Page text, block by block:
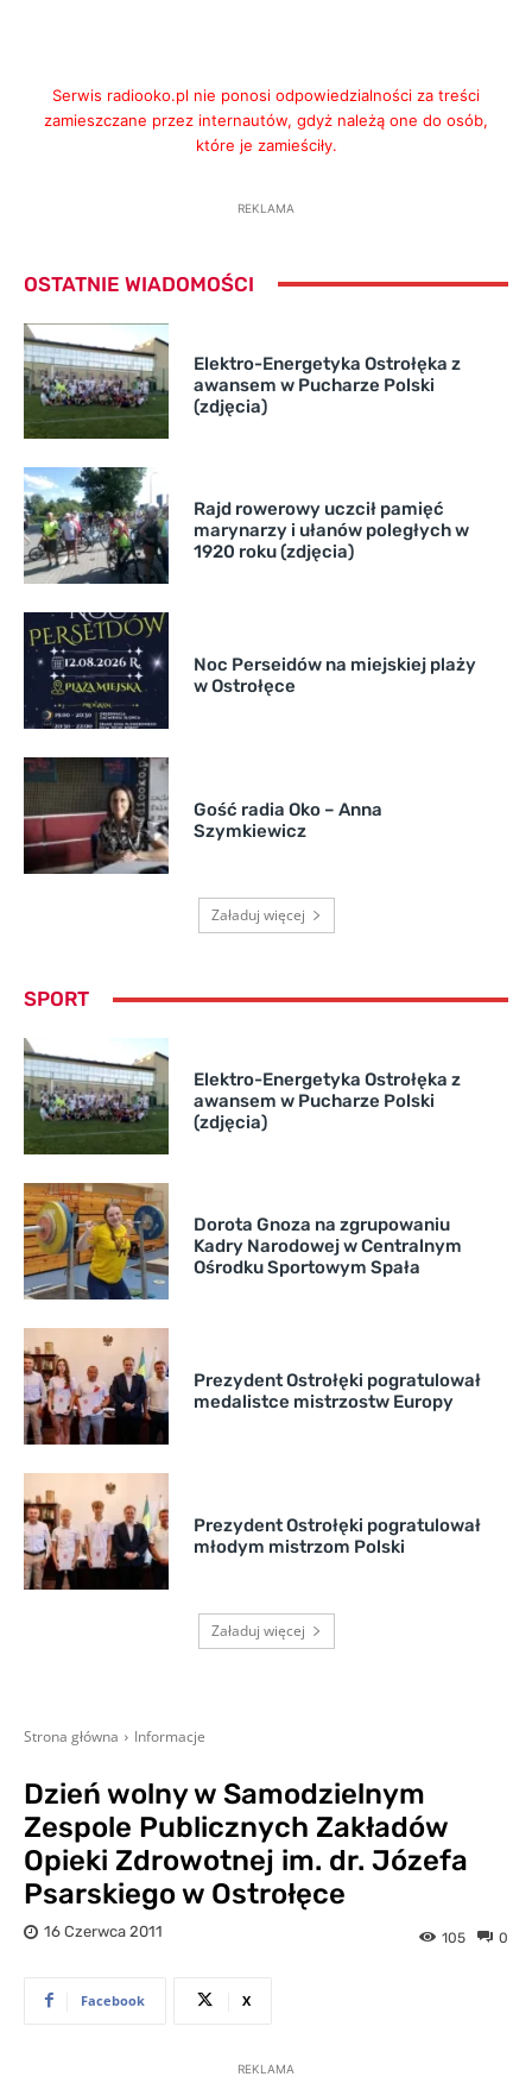
Serwis radiooko.pl nie ponosi odpowiedzialności za treści
zamieszczane przez internautów, gdyż należą one do osób,
które je zamieściły.
REKLAMA
OSTATNIE WIADOMOŚCI
Elektro-Energetyka Ostrołęka z
awansem w Pucharze Polski
(zdjęcia)
Rajd rowerowy uczcił pamięć
marynarzy i ułanów poległych w
1920 roku (zdjęcia)
Noc Perseidów na miejskiej plaży
w Ostrołęce
Gość radia Oko – Anna
Szymkiewicz
Załaduj więcej
SPORT
Elektro-Energetyka Ostrołęka z
awansem w Pucharze Polski
(zdjęcia)
Dorota Gnoza na zgrupowaniu
Kadry Narodowej w Centralnym
Ośrodku Sportowym Spała
Prezydent Ostrołęki pogratulował
medalistce mistrzostw Europy
Prezydent Ostrołęki pogratulował
młodym mistrzom Polski
Załaduj więcej